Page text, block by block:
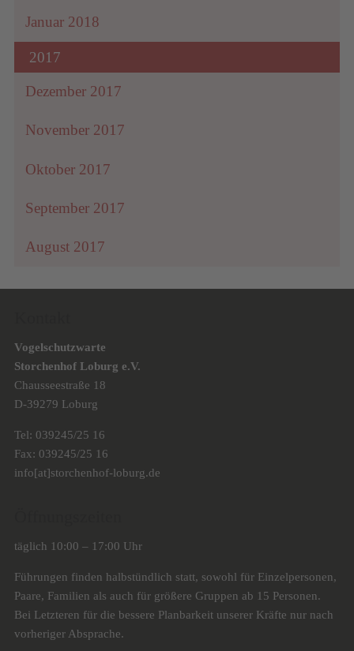
Januar 2018
2017
Dezember 2017
November 2017
Oktober 2017
September 2017
August 2017
Vogelschutzwarte
Storchenhof Loburg e.V.
Chausseestraße 18
D-39279 Loburg
Tel: 039245/25 16
Fax: 039245/25 16
info[at]storchenhof-loburg.de
täglich 10:00 – 17:00 Uhr
Führungen finden halbstündlich statt, sowohl für Einzelpersonen,
Paare, Familien als auch für größere Gruppen ab 15 Personen.
Bei Letzteren für die bessere Planbarkeit unserer Kräfte nur nach
vorheriger Absprache.